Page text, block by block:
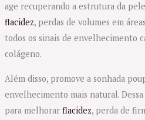
age recuperando a estrutura da
flacidez, perdas de volumes em
todos os sinais de envelhecimento
colágeno.
Além disso, promove a sonhada
envelhecimento mais natural.
para melhorar flacidez, perda de